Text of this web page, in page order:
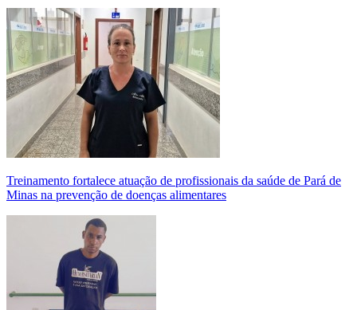
Treinamento fortalece atuação de profissionais da saúde de Pará de
Minas na prevenção de doenças alimentares